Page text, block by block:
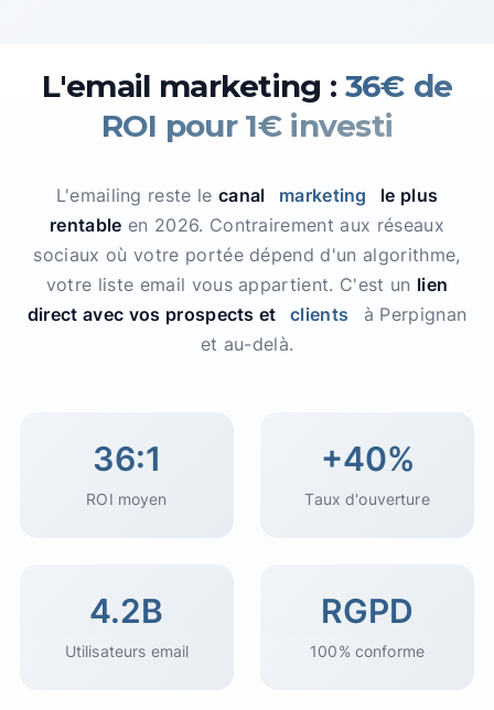
L'email marketing : 36€ de
ROI pour 1€ investi
L'emailing reste lecanal marketing
le plus
rentable en 2026. Contrairement aux réseaux
sociaux où votre portée dépend d'un algorithme,
votre liste email vous appartient. C'est un lien
direct avec vos prospects et
clients
à Perpignan
et au-delà.
36:1
ROI moyen
+40%
Taux d'ouverture
4.2B
Utilisateurs email
RGPD
100% conforme